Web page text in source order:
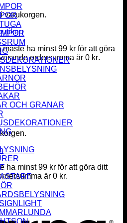
varukorgen.
måste ha minst99 kr för att göra
ordersumma är 0 kr.
ha minst99 kr för att göra ditt
är 0 kr.
OCH GRANAR